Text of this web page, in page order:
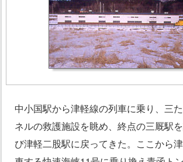
中小国駅から津軽線の列車に乗り、三
ネルの救護施設を眺め、終点の三厩駅
び津軽二股駅に戻ってきた。ここから